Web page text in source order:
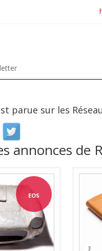
parue sur les
annonces de
EOS
3